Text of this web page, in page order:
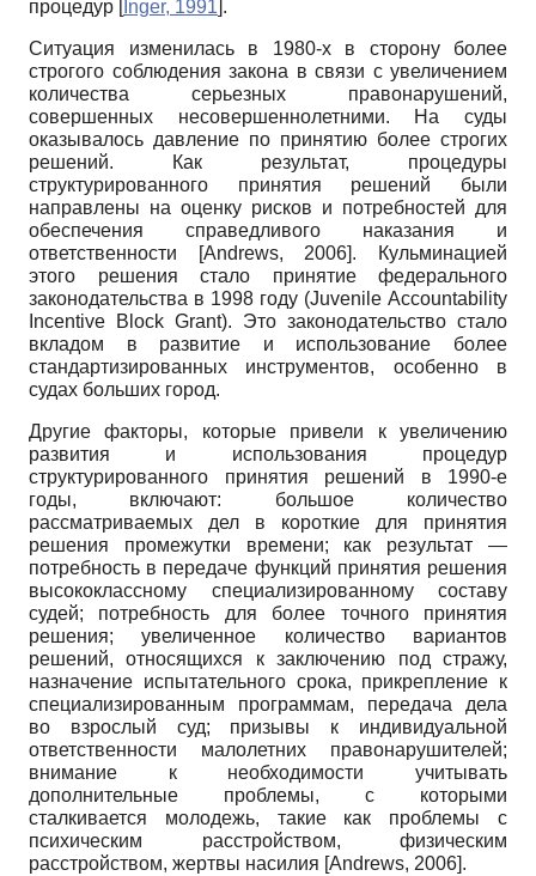
процедур Inger, 1991 .
Ситуация изменилась в 1980-х в сторону более
строгого соблюдения закона в связи с увеличением
количества серьезных правонарушений,
совершенных несовершеннолетними. На суды
оказывалось давление по принятию более строгих
решений. Как результат, процедуры
структурированного принятия решений были
направлены на оценку рисков и потребностей для
обеспечения справедливого наказания и
ответственности
[Andrews, 2006]. Кульминацией
этого решения стало принятие федерального
законодательства в 1998 году (Juvenile Accountability
Incentive
Block Grant). Это законодательство стало
вкладом в развитие и использование более
стандартизированных инструментов, особенно в
судах больших город.
Другие факторы, которые привели к увеличению
развития и использования процедур
структурированного принятия решений в 1990-е
годы, включают: большое количество
рассматриваемых дел в короткие для принятия
решения промежутки времени; как результат —
потребность в передаче функций принятия решения
высококлассному специализированному составу
судей; потребность для более точного принятия
решения; увеличенное количество вариантов
решений, относящихся к заключению под стражу,
назначение испытательного срока, прикрепление к
специализированным программам, передача дела
во взрослый суд; призывы к индивидуальной
ответственности малолетних правонарушителей;
внимание к необходимости учитывать
дополнительные проблемы, с которыми
сталкивается молодежь, такие как проблемы с
психическим расстройством, физическим
расстройством, жертвы насилия [Andrews, 2006].